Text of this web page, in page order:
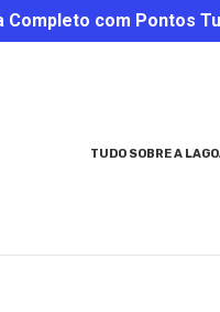
Completo com Pontos
TUDO SOBRE A